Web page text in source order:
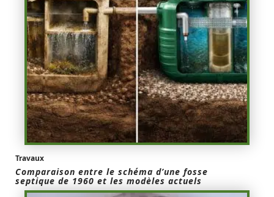
Travaux
Comparaison entre le schéma d’une fosse
septique de 1960 et les modèles actuels